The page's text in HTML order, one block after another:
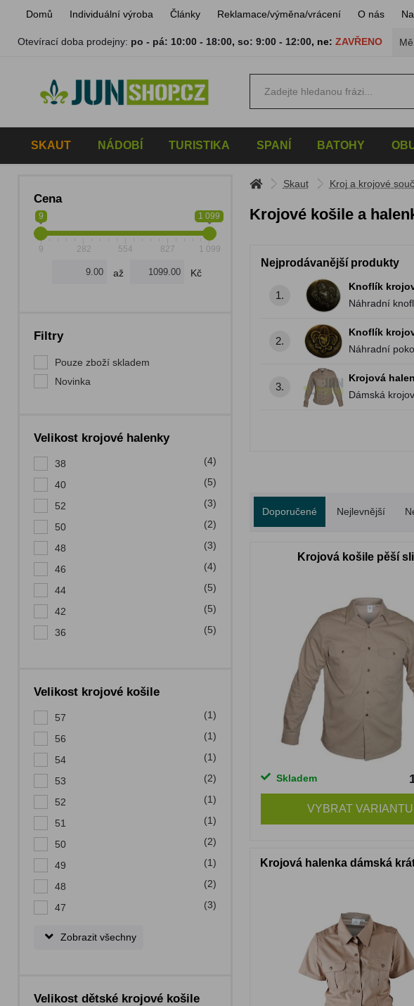
Domů Individuální výroba Články Reklamace/výměna/vrácení O nás
Otevírací doba prodejny: po - pá: 10:00 - 18:00,so: 9:00 - 12:00, ne: ZAVŘENO
SKAUT NÁDOBÍ TURISTIKA SPANÍ BATOHY
Cena
9 1 099
9 282 554 827 1 099
až Kč
Filtry
Pouze zboží skladem
Novinka
Velikost krojové halenky
38 (4)
40 (5)
52 (3)
50 (2)
48 (3)
46 (4)
44 (5)
42 (5)
36 (5)
Velikost krojové košile
57 (1)
56 (1)
54 (1)
53 (2)
52 (1)
51 (1)
50 (2)
49 (1)
48 (2)
47 (3)
Zobrazit všechny
Velikost dětské krojové košile
Skaut Kroj a krojové
Krojové košile a
Nejprodávanější produkty
1.
Knoflík
Náhradní
2.
Knoflík
Náhradní
3.
Krojová
Dámská
Doporučené Nejlevnější
Krojová košile pěší
Skladem
VYBRAT VARIANTU
Krojová halenka dámská